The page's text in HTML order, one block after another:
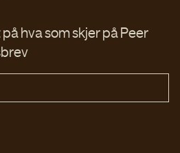
hva som skjer på Peer